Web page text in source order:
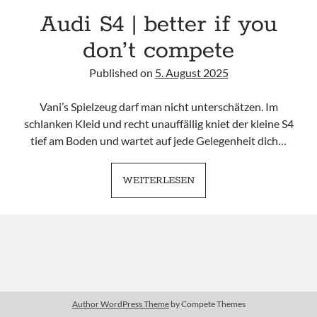
Camry Gen3
Imprint
Audi S4 | better if you
don’t compete
Published on 5. August 2025
Vani’s Spielzeug darf man nicht unterschätzen. Im
schlanken Kleid und recht unauffällig kniet der kleine S4
tief am Boden und wartet auf jede Gelegenheit dich…
WEITERLESENAUDI
S4
Author WordPress Themeby Compete Themes